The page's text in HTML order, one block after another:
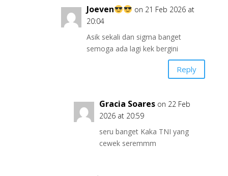
Joeven
on 21 Feb 2026 at
20:04
Asik sekali dan sigma banget
semoga ada lagi kek bergini
Reply
Gracia Soares on 22 Feb
2026 at 20:59
seru banget Kaka TNI yang
cewek seremmm